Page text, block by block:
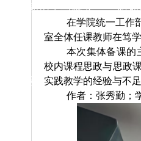
学生活动招生与就业
科
工会活动
在学院统一工作
室全体任课教师在笃
本次集体备课的
校内课程思政与思政
实践教学的经验与不
作者： 张秀勤 ；